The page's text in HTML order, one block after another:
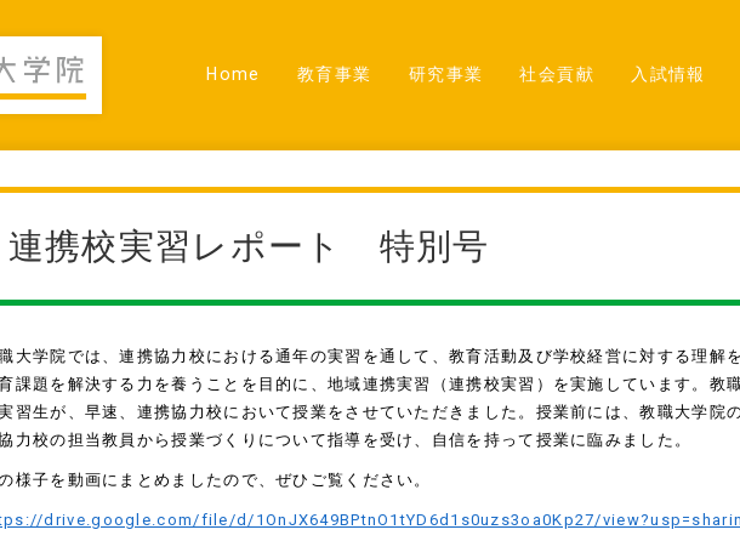
Home 教育事業 研究事業 社会貢献 入試情報
連携校実習レポート 特別号
大学院では、連携協力校における通年の実習を通して、教育活動及び学校経営に対する理解
課題を解決する力を養うことを目的に、地域連携実習（連携校実習）を実施しています。教
習生が、早速、連携協力校において授業をさせていただきました。授業前には、教職大学院
力校の担当教員から授業づくりについて指導を受け、自信を持って授業に臨みました。
様子を動画にまとめましたので、ぜひご覧ください。
drive.google.com/file/d/1OnJX649BPtnO1tYD6d1s0uzs3oa0Kp27/